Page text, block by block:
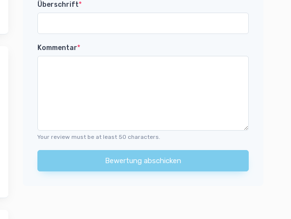
Überschrift*
Kommentar*
Your review must be at least 50 characters.
Bewertung abschicken